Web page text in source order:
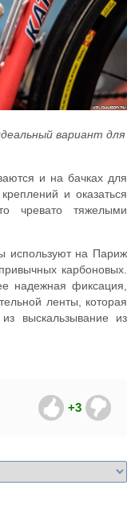
вариант для
и на бачках для
и оказаться
чревато тяжелыми
используют на Париж
карбоновых.
надежная фиксация,
ленты, которая
выскальзывание из
+3